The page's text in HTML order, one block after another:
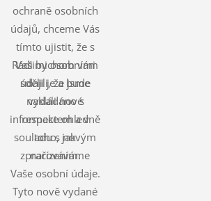
ochraně osobních
údajů, chceme Vás
tímto ujistit, že s
Vašimi osobními
údaji je a bude
nakládáno s
respektem a v
souladu s novým
nařízením.
Rádi bychom vám
sdělili, že jsme
vydali nové
informace ohledně
toho, jak
zpracováváme
Vaše osobní údaje.
Tyto nově vydané